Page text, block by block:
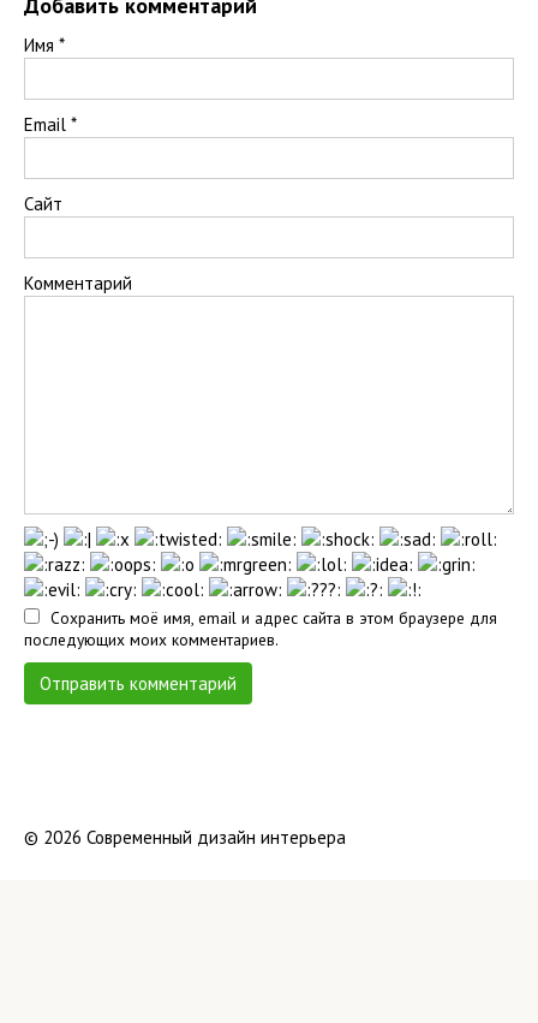
Имя *
Email *
Сайт
Комментарий
Сохранить моё имя, email и адрес сайта в этом браузере для
последующих моих комментариев.
© 2026 Современный дизайн интерьера